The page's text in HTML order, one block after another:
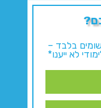
בלבד –
לא ייענו*